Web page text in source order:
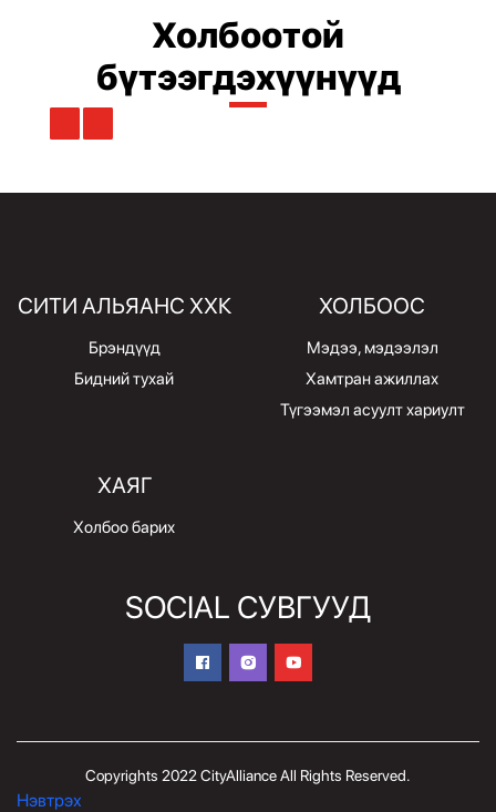
Холбоотой
бүтээгдэхүүнүүд
СИТИ АЛЬЯАНС ХХК
Брэндүүд
Бидний тухай
ХОЛБООС
Мэдээ, мэдээлэл
Хамтран ажиллах
Түгээмэл асуулт хариулт
ХАЯГ
Холбоо барих
SOCIAL СУВГУУД
Copyrights 2022 CityAlliance All Rights Reserved.
Нэвтрэх